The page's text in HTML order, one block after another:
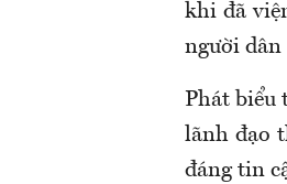
khi đã
người dân
Phát biểu
lãnh đạo
đáng tin